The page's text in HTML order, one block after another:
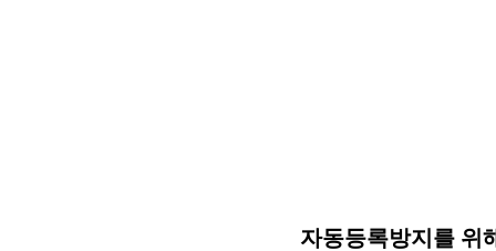
자동등록방지를 위